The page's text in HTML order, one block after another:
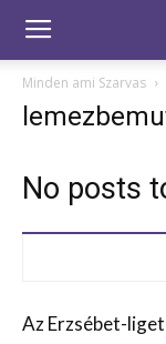
Minden ami Szarvas
No posts
Az Erzsébet-